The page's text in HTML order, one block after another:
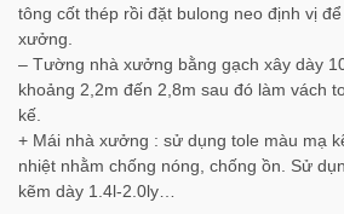
tông cốt thép rồi đặt bulong neo định vị
xưởng.
– Tường nhà xưởng bằng gạch xây dày
khoảng 2,2m đến 2,8m sau đó làm vách
kế.
+ Mái nhà xưởng : sử dụng tole màu mạ
nhiệt nhằm chống nóng, chống ồn. Sử
kẽm dày 1.4l-2.0ly…